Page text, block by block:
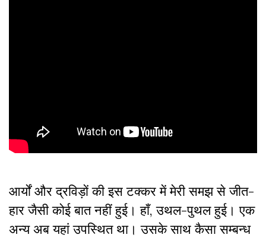
आर्यों और द्रविड़ों की इस टक्कर में मेरी समझ से जीत-
हार जैसी कोई बात नहीं हुई। हाँ, उथल-पुथल हुई। एक
अन्य अब यहां उपस्थित था। उसके साथ कैसा सम्बन्ध